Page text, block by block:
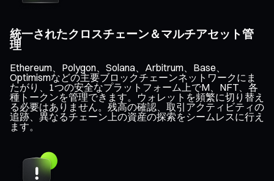
統一されたクロスチェーン＆マルチアセット管
理
Ethereum、Polygon、Solana、Arbitrum、Base、
Optimismなどの主要ブロックチェーンネットワークにま
たがり、1つの安全なプラットフォーム上でM、NFT、各
種トークンを管理できます。ウォレットを頻繁に切り替え
る必要はありません。残高の確認、取引アクティビティの
追跡、異なるチェーン上の資産の探索をシームレスに行え
ます。